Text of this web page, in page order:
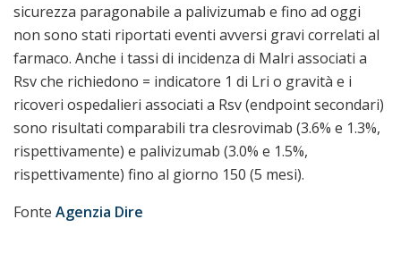
sicurezza paragonabile a palivizumab e fino ad oggi
non sono stati riportati eventi avversi gravi correlati al
farmaco. Anche i tassi di incidenza di Malri associati a
Rsv che richiedono = indicatore 1 di Lri o gravità e i
ricoveri ospedalieri associati a Rsv (endpoint secondari)
sono risultati comparabili tra clesrovimab (3.6% e 1.3%,
rispettivamente) e palivizumab (3.0% e 1.5%,
rispettivamente) fino al giorno 150 (5 mesi).
Fonte Agenzia Dire